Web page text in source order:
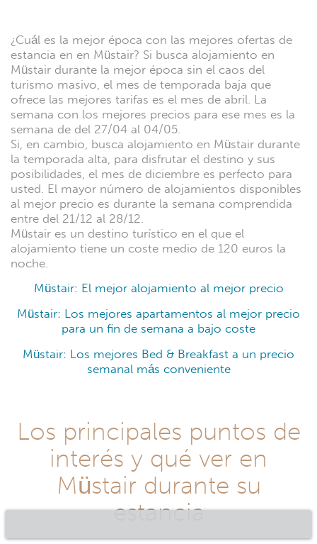
¿Cuál es la mejor época con las mejores ofertas de
estancia en en Müstair? Si busca alojamiento en
Müstair durante la mejor época sin el caos del
turismo masivo, el mes de temporada baja que
ofrece las mejores tarifas es el mes de abril. La
semana con los mejores precios para ese mes es la
semana de del 27/04 al 04/05.
Si, en cambio, busca alojamiento en Müstair durante
la temporada alta, para disfrutar el destino y sus
posibilidades, el mes de diciembre es perfecto para
usted. El mayor número de alojamientos disponibles
al mejor precio es durante la semana comprendida
entre del 21/12 al 28/12.
Müstair es un destino turístico en el que el
alojamiento tiene un coste medio de 120 euros la
noche.
Müstair: El mejor alojamiento al mejor precio
Müstair: Los mejores apartamentos al mejor precio
para un fin de semana a bajo coste
Müstair: Los mejores Bed & Breakfast a un precio
semanal más conveniente
Los principales puntos de
interés y qué ver en
Müstair durante su
estancia